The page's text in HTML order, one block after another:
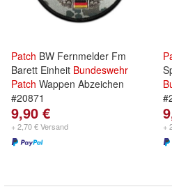
Patch BW Fernmelder Fm
Barett Einheit Bundeswehr
Patch Wappen Abzeichen
#20871
9,90 €
+ 2,70 € Versand +